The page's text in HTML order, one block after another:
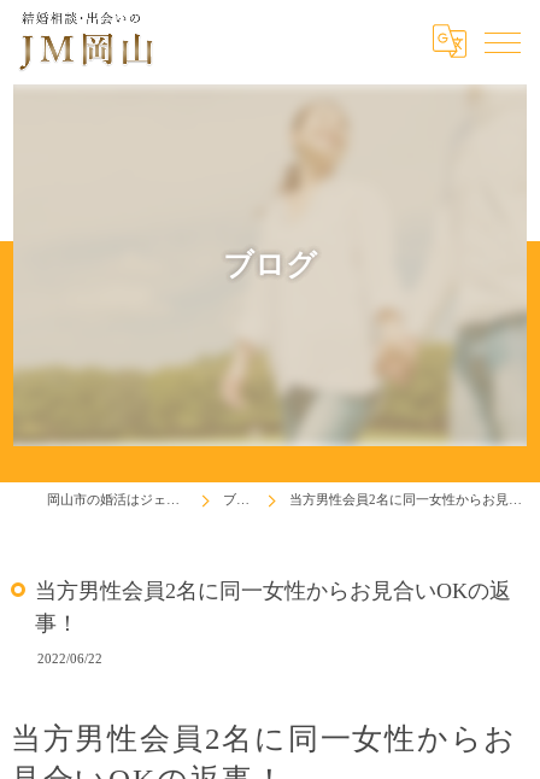
ブログ
ブログ 当方男性会員2名に同一女性からお見合いOKの返事！
当方男性会員2名に同一女性からお見合いOKの返
事！
2022/06/22
当方男性会員2名に同一女性からお